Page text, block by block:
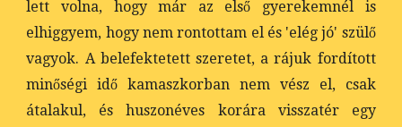
lett volna, hogy már az első gyerekemnél is
elhiggyem, hogy nem rontottam el és 'elég jó' szülő
vagyok. A belefektetett szeretet, a rájuk fordított
minőségi idő kamaszkorban nem vész el, csak
átalakul, és huszonéves korára visszatér egy